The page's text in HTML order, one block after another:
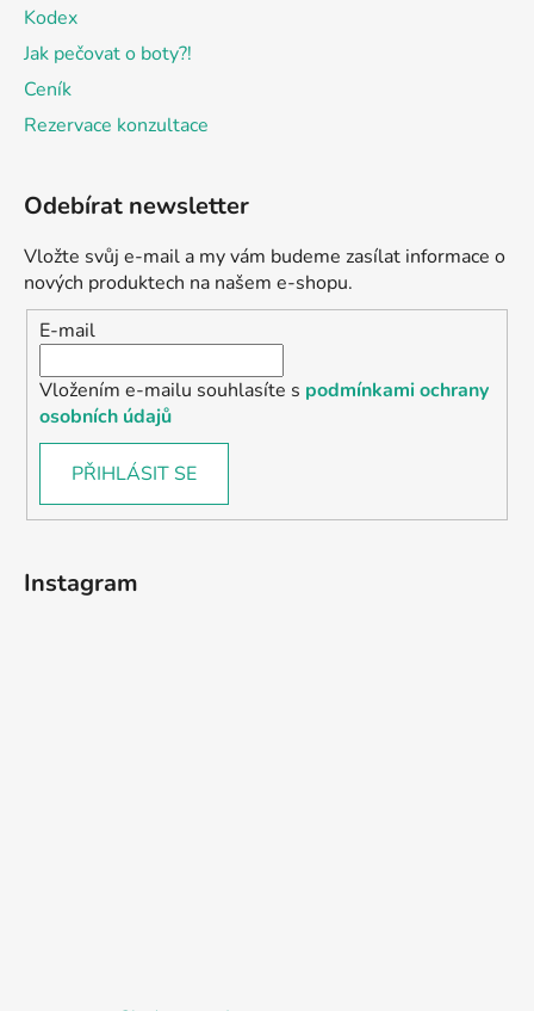
Kodex
Jak pečovat o boty?!
Ceník
Rezervace konzultace
Odebírat newsletter
Vložte svůj e-mail a my vám budeme zasílat informace o
nových produktech na našem e-shopu.
E-mail
Vložením e-mailu souhlasíte s podmínkami ochrany
osobních údajů
PŘIHLÁSIT SE
Instagram